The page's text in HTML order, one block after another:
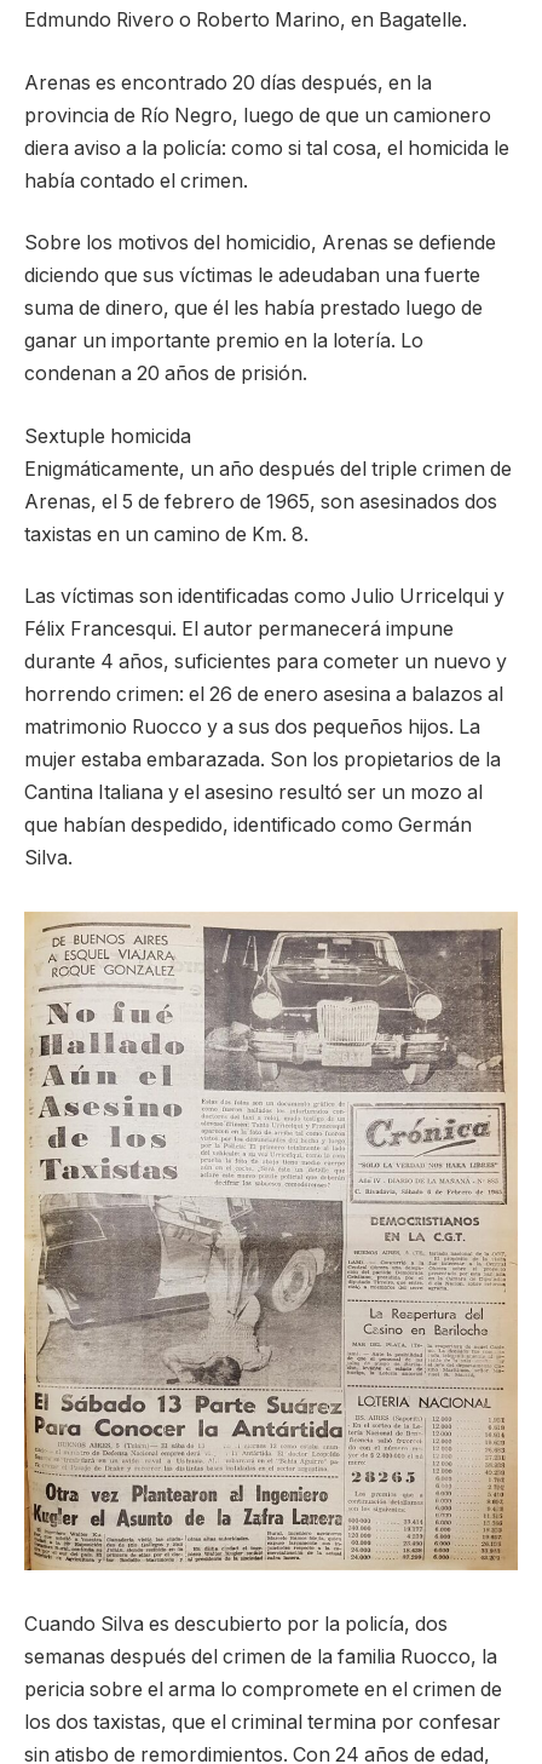
Edmundo Rivero o Roberto Marino, en Bagatelle.
Arenas es encontrado 20 días después, en la
provincia de Río Negro, luego de que un camionero
diera aviso a la policía: como si tal cosa, el homicida le
había contado el crimen.
Sobre los motivos del homicidio, Arenas se defiende
diciendo que sus víctimas le adeudaban una fuerte
suma de dinero, que él les había prestado luego de
ganar un importante premio en la lotería. Lo
condenan a 20 años de prisión.
Sextuple homicida
Enigmáticamente, un año después del triple crimen de
Arenas, el 5 de febrero de 1965, son asesinados dos
taxistas en un camino de Km. 8.
Las víctimas son identificadas como Julio Urricelqui y
Félix Francesqui. El autor permanecerá impune
durante 4 años, suficientes para cometer un nuevo y
horrendo crimen: el 26 de enero asesina a balazos al
matrimonio Ruocco y a sus dos pequeños hijos. La
mujer estaba embarazada. Son los propietarios de la
Cantina Italiana y el asesino resultó ser un mozo al
que habían despedido, identificado como Germán
Silva.
Cuando Silva es descubierto por la policía, dos
semanas después del crimen de la familia Ruocco, la
pericia sobre el arma lo compromete en el crimen de
los dos taxistas, que el criminal termina por confesar
sin atisbo de remordimientos. Con 24 años de edad,